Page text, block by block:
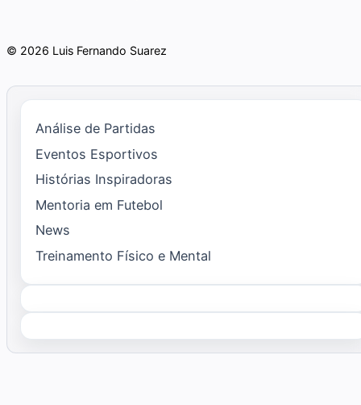
© 2026 Luis Fernando Suarez
Análise de Partidas
Eventos Esportivos
Histórias Inspiradoras
Mentoria em Futebol
News
Treinamento Físico e Mental